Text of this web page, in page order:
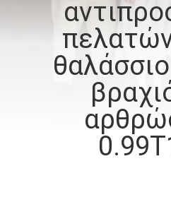
ΕΠΙΣΚΈΨΕΙΣ
ΕΡΓΟΣΤΆΣΙΟ